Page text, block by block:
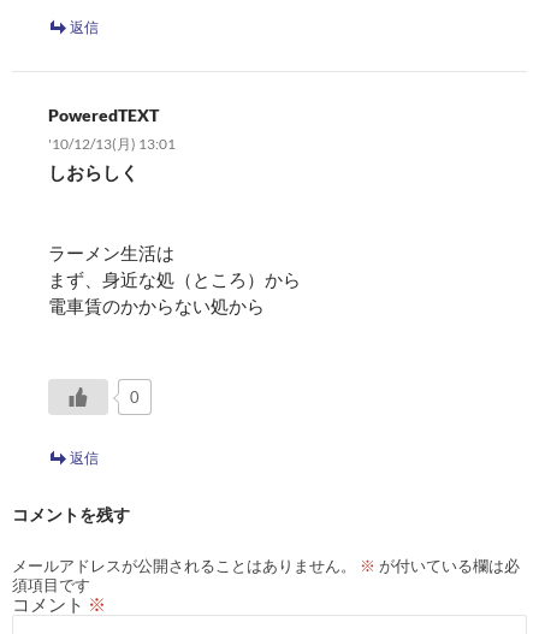
返信
PoweredTEXT
'10/12/13(月) 13:01
しおらしく
ラーメン生活は
まず、身近な処（ところ）から
電車賃のかからない処から
0
返信
コメントを残す
メールアドレスが公開されることはありません。 ※ が付いている欄は必
須項目です
コメント ※